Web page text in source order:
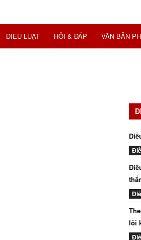
ĐIỀU LUẬT HỎI & ĐÁP VĂN BẢN
lôi